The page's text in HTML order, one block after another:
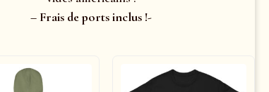
– Frais de ports inclus !-